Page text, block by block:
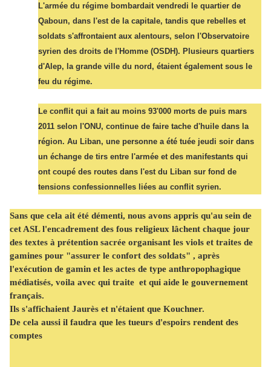
L'armée du régime bombardait vendredi le quartier de
Qaboun, dans l'est de la capitale, tandis que rebelles et
soldats s'affrontaient aux alentours, selon l'Observatoire
syrien des droits de l'Homme (OSDH). Plusieurs quartiers
d'Alep, la grande ville du nord, étaient également sous le
feu du régime.
Le conflit qui a fait au moins 93'000 morts de puis mars
2011 selon l'ONU, continue de faire tache d'huile dans la
région. Au Liban, une personne a été tuée jeudi soir dans
un échange de tirs entre l'armée et des manifestants qui
ont coupé des routes dans l'est du Liban sur fond de
tensions confessionnelles liées au conflit syrien.
Sans que cela ait été démenti, nous avons appris qu'au sein de
cet ASL l'encadrement des fous religieux lâchent chaque jour
des textes à prétention sacrée organisant les viols et traites de
gamines pour "assurer le confort des soldats" , après
l'exécution de gamin et les actes de type anthropophagique
médiatisés, voila avec qui traite et qui aide le gouvernement
français.
Ils s'affichaient Jaurès et n'étaient que Kouchner.
De cela aussi il faudra que les tueurs d'espoirs rendent des
comptes